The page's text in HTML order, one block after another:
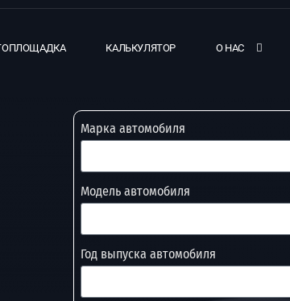
КАЛЬКУЛЯТОР О НАС
Марка автомобиля
Модель автомобиля
Год выпуска автомобиля